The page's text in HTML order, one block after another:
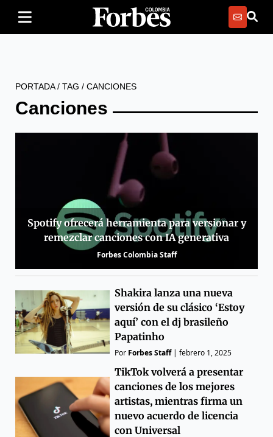
PORTADA/ TAG / CANCIONES
Canciones
Spotify ofrecerá herramienta para versionar y
remezclar canciones con IA generativa
Forbes Colombia Staff
Shakira lanza una nueva
versión de su clásico ‘Estoy
aquí’ con el dj brasileño
Papatinho
Por Forbes Staff|febrero 1, 2025
TikTok volverá a presentar
canciones de los mejores
artistas, mientras firma un
nuevo acuerdo de licencia
con Universal